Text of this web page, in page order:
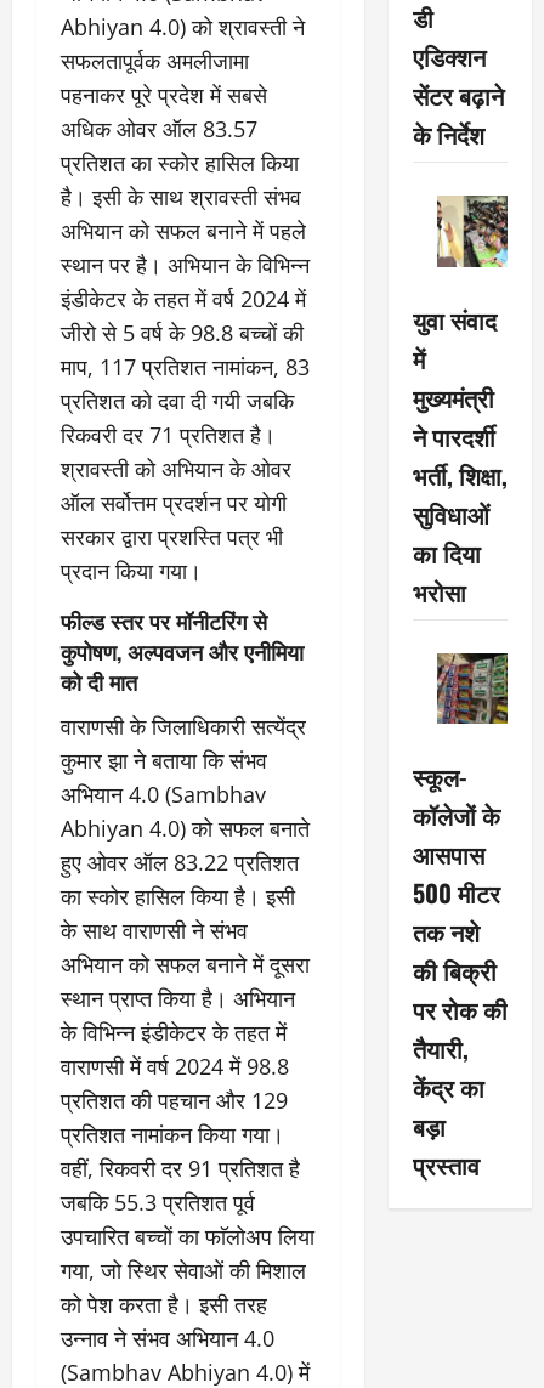
Abhiyan 4.0) को श्रावस्ती ने
सफलतापूर्वक अमलीजामा
पहनाकर पूरे प्रदेश में सबसे
अधिक ओवर ऑल 83.57
प्रतिशत का स्कोर हासिल किया
है। इसी के साथ श्रावस्ती संभव
अभियान को सफल बनाने में पहले
स्थान पर है। अभियान के विभिन्न
इंडीकेटर के तहत में वर्ष 2024 में
जीरो से 5 वर्ष के 98.8 बच्चों की
माप, 117 प्रतिशत नामांकन, 83
प्रतिशत को दवा दी गयी जबकि
रिकवरी दर 71 प्रतिशत है।
श्रावस्ती को अभियान के ओवर
ऑल सर्वोत्तम प्रदर्शन पर योगी
सरकार द्वारा प्रशस्ति पत्र भी
प्रदान किया गया।
फील्ड स्तर पर मॉनीटरिंग से
कुपोषण, अल्पवजन और एनीमिया
को दी मात
वाराणसी के जिलाधिकारी सत्येंद्र
कुमार झा ने बताया कि संभव
अभियान 4.0 (Sambhav
Abhiyan 4.0) को सफल बनाते
हुए ओवर ऑल 83.22 प्रतिशत
का स्कोर हासिल किया है। इसी
के साथ वाराणसी ने संभव
अभियान को सफल बनाने में दूसरा
स्थान प्राप्त किया है। अभियान
के विभिन्न इंडीकेटर के तहत में
वाराणसी में वर्ष 2024 में 98.8
प्रतिशत की पहचान और 129
प्रतिशत नामांकन किया गया।
वहीं, रिकवरी दर 91 प्रतिशत है
जबकि 55.3 प्रतिशत पूर्व
उपचारित बच्चाें का फाॅलोअप लिया
गया, जो स्थिर सेवाओं की मिशाल
को पेश करता है। इसी तरह
उन्नाव ने संभव अभियान 4.0
(Sambhav Abhiyan 4.0) में
डी
एडिक्शन
सेंटर बढ़ाने
के निर्देश
युवा संवाद
में
मुख्यमंत्री
ने पारदर्शी
भर्ती, शिक्षा,
सुविधाओं
का दिया
भरोसा
स्कूल-
कॉलेजों के
आसपास
500 मीटर
तक नशे
की बिक्री
पर रोक की
तैयारी,
केंद्र का
बड़ा
प्रस्ताव